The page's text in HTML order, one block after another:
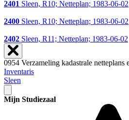
2401 Sleen, R10; Netteplan; 1983-06-02
2400 Sleen, R10; Netteplan; 1983-06-02
2402 Sleen, R11; Netteplan; 1983-06-02
0954 Verzameling kadastrale netteplans
Inventaris
Sleen
Mijn Studiezaal